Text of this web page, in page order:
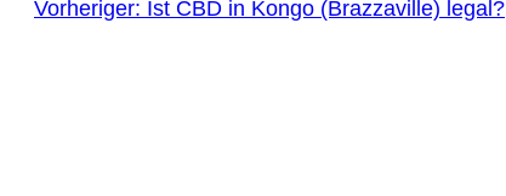
Vorheriger: Ist CBD in Kongo (Brazzaville) legal?